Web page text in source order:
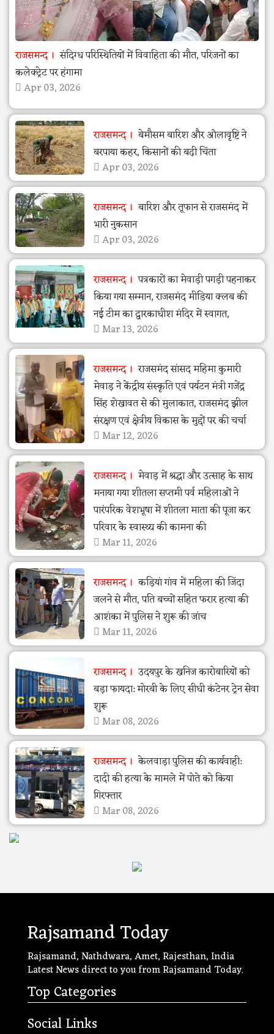
राजसमन्द
संदिग्ध परिस्थितियों में विवाहिता की मौत, परिजनों का
कलेक्ट्रेट पर हंगामा
Apr 03, 2026
राजसमन्द
बेमौसम बारिश और ओलावृष्टि ने
बरपाया कहर, किसानों की बढ़ी चिंता
Apr 03, 2026
राजसमन्द
बारिश और तूफान से राजसमंद में
भारी नुकसान
Apr 03, 2026
राजसमन्द
पत्रकारों का मेवाड़ी पगड़ी पहनाकर
किया गया सम्मान, राजसमंद मीडिया क्लब की
नई टीम का द्वारकाधीश मंदिर में स्वागत,
Mar 13, 2026
राजसमन्द
राजसमंद सांसद महिमा कुमारी
मेवाड़ ने केंद्रीय संस्कृति एवं पर्यटन मंत्री गजेंद्र
सिंह शेखावत से की मुलाकात, राजसमंद झील
संरक्षण एवं क्षेत्रीय विकास के मुद्दों पर की चर्चा
Mar 12, 2026
राजसमन्द
मेवाड़ में श्रद्धा और उत्साह के साथ
मनाया गया शीतला सप्तमी पर्व महिलाओं ने
पारंपरिक वेशभूषा में शीतला माता की पूजा कर
परिवार के स्वास्थ्य की कामना की
Mar 11, 2026
राजसमन्द
कड़ियां गांव में महिला की जिंदा
जलने से मौत, पति बच्चों सहित फरार हत्या की
आशंका में पुलिस ने शुरू की जांच
Mar 11, 2026
राजसमन्द
उदयपुर के खनिज कारोबारियों को
बड़ा फायदा: मोरबी के लिए सीधी कंटेनर ट्रेन सेवा
शुरू
Mar 08, 2026
राजसमन्द
केलवाड़ा पुलिस की कार्यवाही:
दादी की हत्या के मामले में पोते को किया
गिरफ्तार
Mar 08, 2026
Rajsamand Today
Rajsamand, Nathdwara, Amet, Rajesthan, India
Latest News direct to you from Rajsamand Today.
Top Categories
Social Links